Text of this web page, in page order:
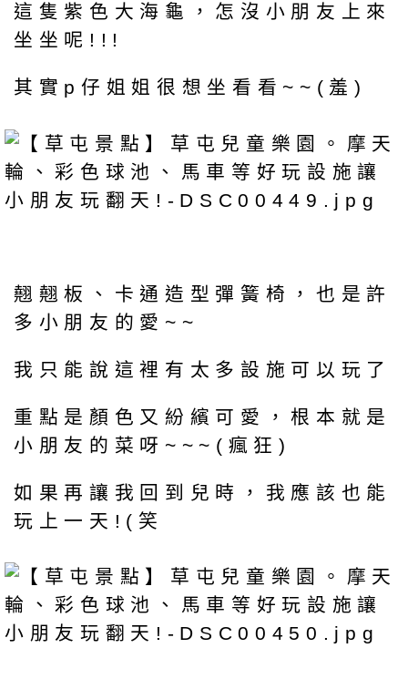
這隻紫色大海龜，怎沒小朋友上來
坐坐呢!!!
其實p仔姐姐很想坐看看~~(羞)
翹翹板、卡通造型彈簧椅，也是許
多小朋友的愛~~
我只能說這裡有太多設施可以玩了
重點是顏色又紛繽可愛，根本就是
小朋友的菜呀~~~(瘋狂)
如果再讓我回到兒時，我應該也能
玩上一天!(笑